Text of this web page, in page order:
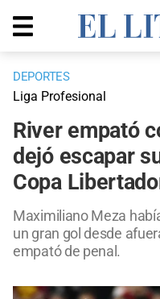
DEPORTES
Liga Profesional
River empató
dejó escapar
Copa
Maximiliano Meza
un gran gol desde
empató de penal.